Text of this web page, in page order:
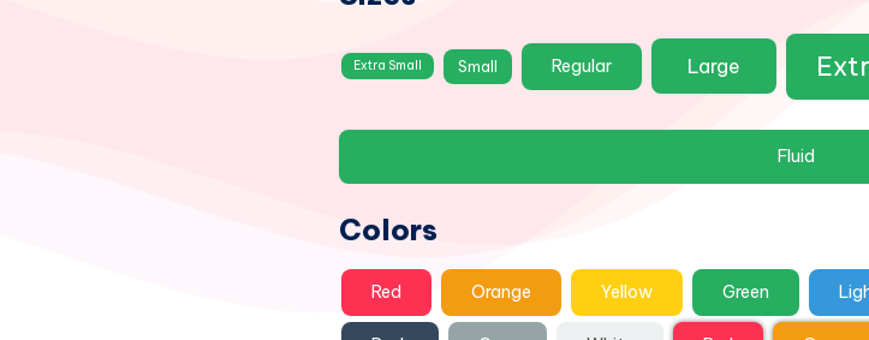
Extra Small Small Regular Large
Fluid
Colors
Red Orange Yellow Green